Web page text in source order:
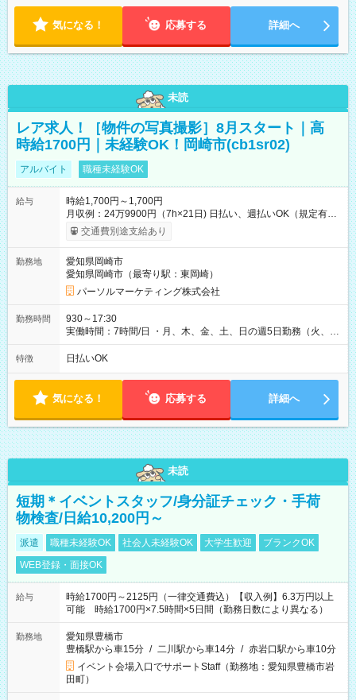
気になる！ 応募する 詳細へ
未読
レア求人！［物件の写真撮影］8月スタート｜高
時給1700円｜未経験OK！岡崎市(cb1sr02)
アルバイト 職種未経験OK
給与
時給1,700円～1,700円
月収例：24万9900円（7h×21日) 日払い、週払いOK（規定有
り） 【試用期間】試用期間なし
交通費別途支給あり
勤務地
愛知県岡崎市
愛知県岡崎市（最寄り駅：東岡崎）
パーソルマーケティング株式会社
勤務時間
930～17:30
実働時間：7時間/日 ・月、木、金、土、日の週5日勤務（火、水
は固定休です／夏季、年末年始等、長期休暇有り！） ・ワンシ
フト！ 残業ほぼナシ（0～5h/月）
特徴 日払いOK
気になる！ 応募する 詳細へ
未読
短期＊イベントスタッフ/身分証チェック・手荷
物検査/日給10,200円～
派遣 職種未経験OK 社会人未経験OK 大学生歓迎
ブランクOK
WEB登録・面接OK
給与
時給1700円～2125円（一律交通費込）【収入例】6.3万円以上
可能 時給1700円×7.5時間×5日間（勤務日数により異なる）
勤務地
愛知県豊橋市
豊橋駅から車15分 / 二川駅から車14分 / 赤岩口駅から車10分
イベント会場入口でサポートStaff（勤務地：愛知県豊橋市岩
田町）